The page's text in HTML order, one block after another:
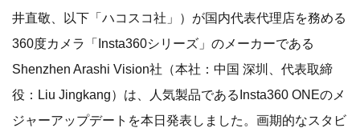
井直敬、以下「ハコスコ社」）が国内代表代理店を務める
360度カメラ「Insta360シリーズ」のメーカーである
Shenzhen Arashi Vision社（本社：中国 深圳、代表取締
役：Liu Jingkang）は、人気製品であるInsta360 ONEのメ
ジャーアップデートを本日発表しました。画期的なスタビ